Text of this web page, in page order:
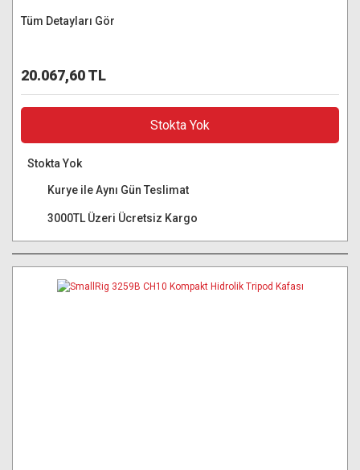
Tüm Detayları Gör
20.067,60 TL
Stokta Yok
Stokta Yok
Kurye ile Aynı Gün Teslimat
3000TL Üzeri Ücretsiz Kargo